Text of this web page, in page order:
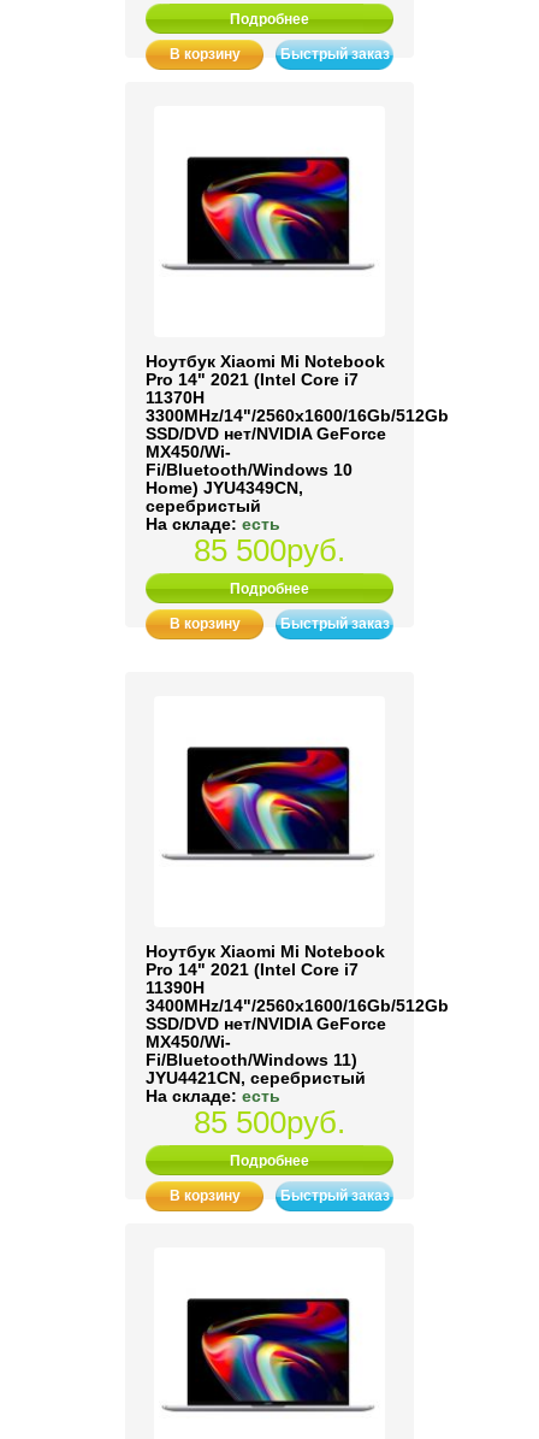
Подробнее
В корзину Быстрый заказ
Ноутбук Xiaomi Mi Notebook
Pro 14" 2021 (Intel Core i7
11370H
3300MHz/14"/2560x1600/16Gb/512Gb
SSD/DVD нет/NVIDIA GeForce
MX450/Wi-
Fi/Bluetooth/Windows 10
Home) JYU4349CN,
серебристый
На складе: есть
85 500руб.
Подробнее
В корзину Быстрый заказ
Ноутбук Xiaomi Mi Notebook
Pro 14" 2021 (Intel Core i7
11390H
3400MHz/14"/2560x1600/16Gb/512Gb
SSD/DVD нет/NVIDIA GeForce
MX450/Wi-
Fi/Bluetooth/Windows 11)
JYU4421CN, серебристый
На складе: есть
85 500руб.
Подробнее
В корзину Быстрый заказ